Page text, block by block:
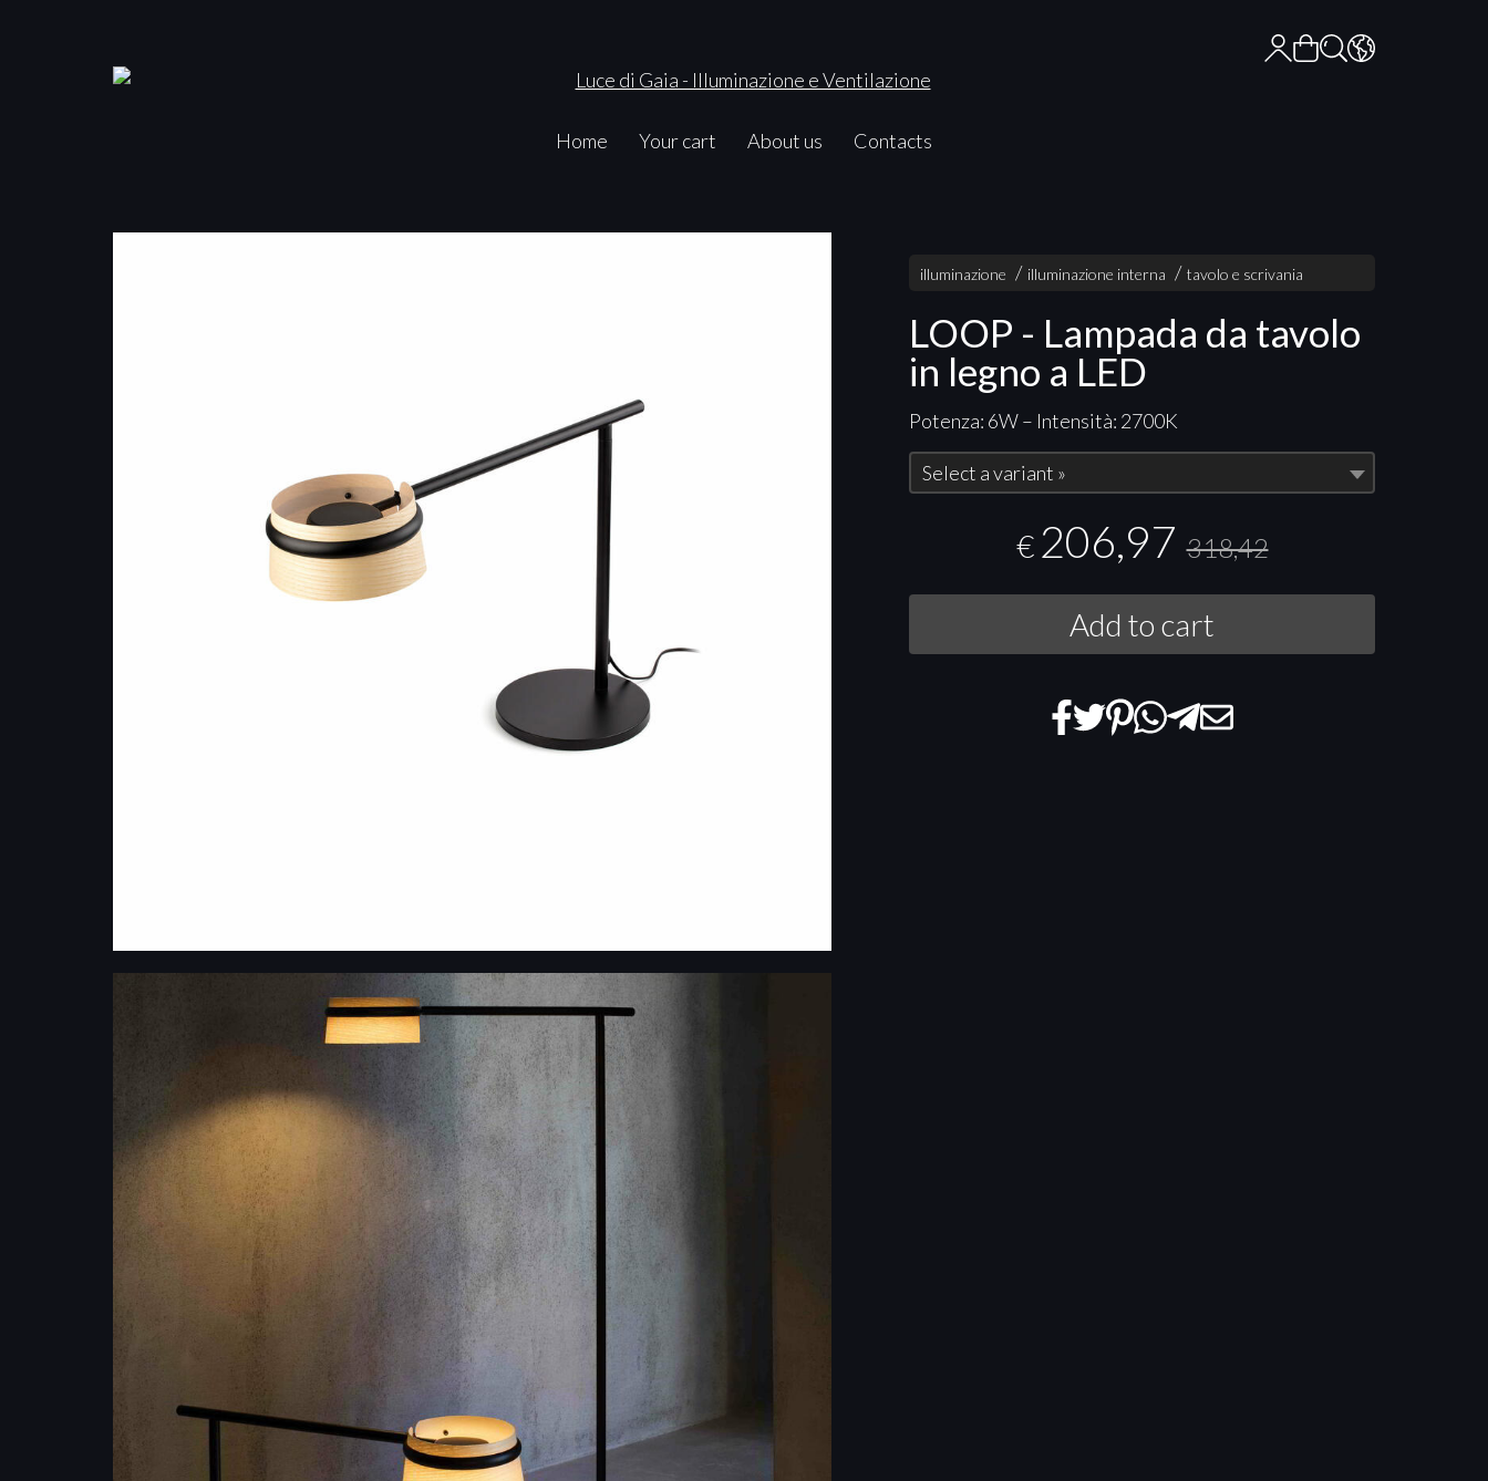
Home Your cart About us Contacts
illuminazione illuminazione interna tavolo e scrivania
LOOP - Lampada da tavolo
in legno a LED
Potenza: 6W – Intensità: 2700K
Select a variant »
€ 206,97 318,42
Add to cart